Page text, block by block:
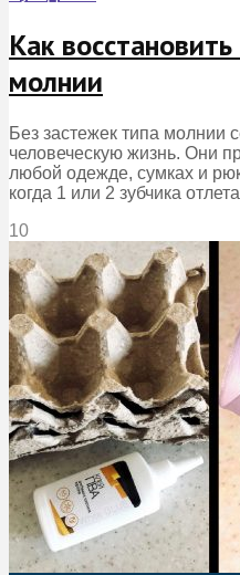
Как
молнии
Без застежек типа молнии
человеческую жизнь. Они
любой одежде, сумках и
когда 1 или 2 зубчика
10